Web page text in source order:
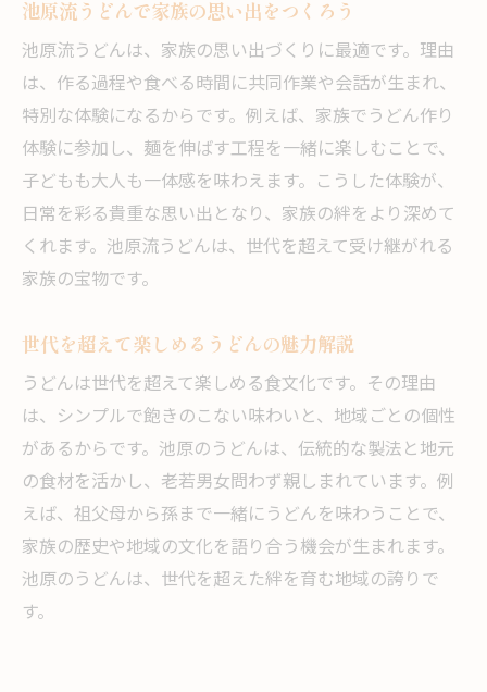
池原流うどんで家族の思い出をつくろう
池原流うどんは、家族の思い出づくりに最適です。理由
は、作る過程や食べる時間に共同作業や会話が生まれ、
特別な体験になるからです。例えば、家族でうどん作り
体験に参加し、麺を伸ばす工程を一緒に楽しむことで、
子どもも大人も一体感を味わえます。こうした体験が、
日常を彩る貴重な思い出となり、家族の絆をより深めて
くれます。池原流うどんは、世代を超えて受け継がれる
家族の宝物です。
世代を超えて楽しめるうどんの魅力解説
うどんは世代を超えて楽しめる食文化です。その理由
は、シンプルで飽きのこない味わいと、地域ごとの個性
があるからです。池原のうどんは、伝統的な製法と地元
の食材を活かし、老若男女問わず親しまれています。例
えば、祖父母から孫まで一緒にうどんを味わうことで、
家族の歴史や地域の文化を語り合う機会が生まれます。
池原のうどんは、世代を超えた絆を育む地域の誇りで
す。